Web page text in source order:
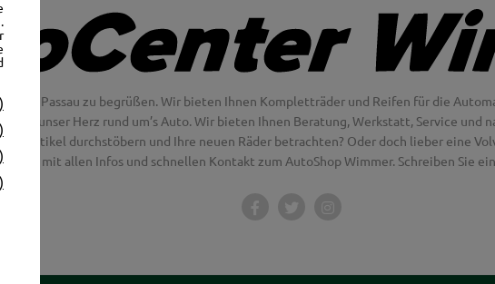
in Passau zu begrüßen. Wir bieten Ihnen Kompletträder und Reifen für die
unser Herz rund um’s Auto. Wir bieten Ihnen Beratung, Werkstatt, Service
Artikel durchstöbern und Ihre neuen Räder betrachten? Oder doch lieber eine
Fotos mit allen Infos und schnellen Kontakt zum AutoShop Wimmer. Schreiben Sie